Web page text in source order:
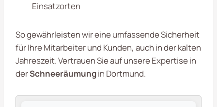
Einsatzorten
So gewährleisten wir eine umfassende Sicherheit
für Ihre Mitarbeiter und Kunden, auch in der kalten
Jahreszeit. Vertrauen Sie auf unsere Expertise in
derSchneeräumungin Dortmund.